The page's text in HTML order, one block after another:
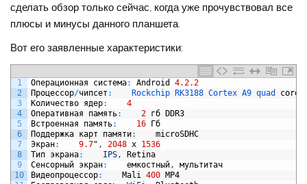
сделать обзор только сейчас, когда уже прочувствовал все
плюсы и минусы данного планшета.
Вот его заявленные характеристики:
1
2
3
4
5
6
7
8
9
10
Операционная система: Android
4.2.2
Процессор/чипсет : Rockchip RK3188 Cortex A9 quad core
Количество ядер:
4
Оперативная
память: 2 гб
DDR3
Встроенная
память: 16
Гб
Поддержка карт памяти:
microSDHC
Экран: 9.7" , 2048 x 1536
Тип экрана: IPS,
Retina
Сенсорный экран: емкостный,
мультитач
Видеопроцессор: Mali 400 MP4